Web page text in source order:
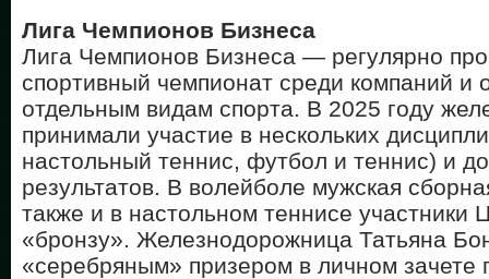
Лига Чемпионов Бизнеса
Лига Чемпионов Бизнеса — регулярно
спортивный чемпионат среди компаний и
отдельным видам спорта. В 2025 году
принимали участие в нескольких
настольный теннис, футбол и теннис) и
результатов. В волейболе мужская
также и в настольном теннисе участники
«бронзу». Железнодорожница Татьяна
«серебряным» призером в личном зачете